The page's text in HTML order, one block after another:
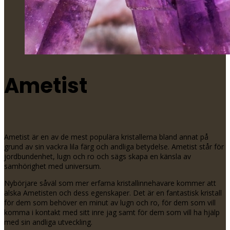
Ametist
Ametist är en av de mest populära kristallerna bland annat på
grund av sin vackra lila färg och andliga betydelse. Ametist står för
jordbundenhet, lugn och ro och sägs skapa en känsla av
samhörighet med universum.
Nybörjare såväl som mer erfarna kristallinnehavare kommer att
älska Ametisten och dess egenskaper. Det är en fantastisk kristall
för dem som behöver en minut av lugn och ro, för dem som vill
komma i kontakt med sitt inre jag samt för dem som vill ha hjälp
med sin andliga utveckling.